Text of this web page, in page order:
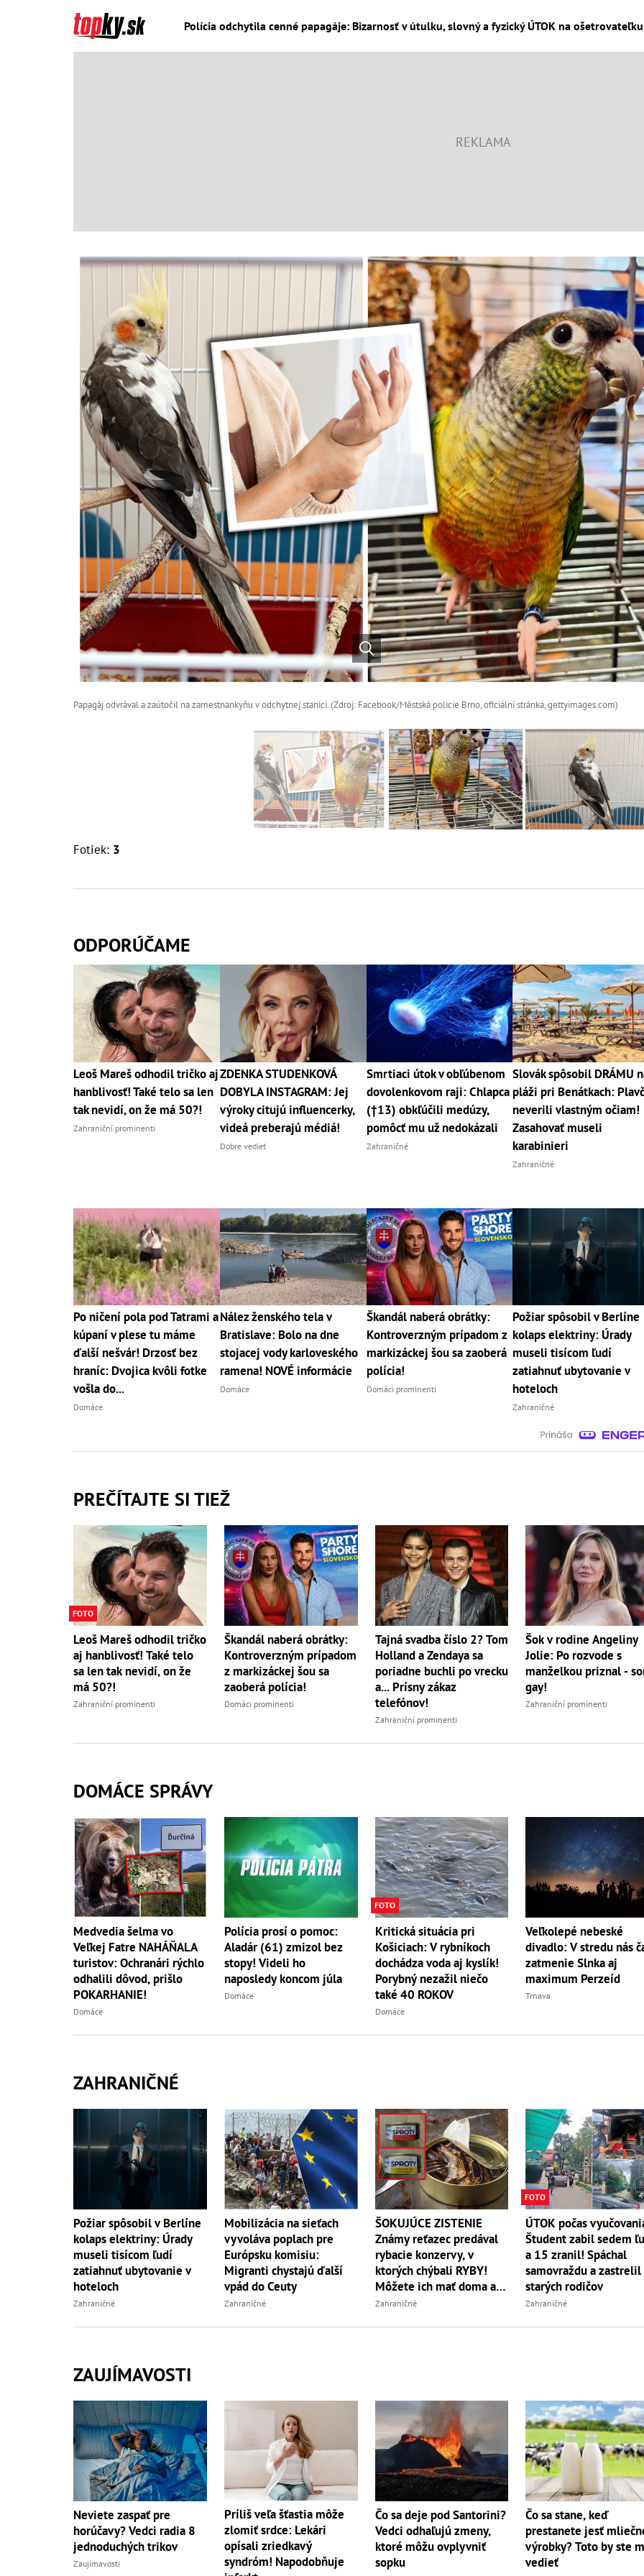
Polícia odchytila cenné papagáje: Bizarnosť v útulku, slovný a fyzický ÚTOK na
Papagáj odvrával a zaútočil na zamestnankyňu v odchytnej stanici. (Zdroj: Facebook/Městská policie Brno, oficiální stránka, gettyimages.com)
Fotiek: 3
ODPORÚČAME
Leoš Mareš odhodil tričko aj
hanblivosť! Také telo sa len
tak nevidí, on že má 50?!
Zahraniční prominenti
ZDENKA STUDENKOVÁ
DOBYLA INSTAGRAM: Jej
výroky citujú influencerky,
videá preberajú médiá!
Dobre vedieť
Smrtiaci útok v obľúbenom
dovolenkovom raji: Chlapca
(†13) obkľúčili medúzy,
pomôcť mu už nedokázali
Zahraničné
Slovák spôsobil DRÁMU
pláži pri Benátkach:
neverili vlastným očiam!
Zasahovať museli
karabinieri
Zahraničné
Po ničení pola pod Tatrami a
kúpaní v plese tu máme
ďalší nešvár! Drzosť bez
hraníc: Dvojica kvôli fotke
vošla do...
Domáce
Nález ženského tela v
Bratislave: Bolo na dne
stojacej vody karloveského
ramena! NOVÉ informácie
Domáce
Škandál naberá obrátky:
Kontroverzným prípadom z
markizáckej šou sa zaoberá
polícia!
Domáci prominenti
Požiar spôsobil v Berlíne
kolaps elektriny: Úrady
museli tisícom ľudí
zatiahnuť ubytovanie v
hoteloch
Zahraničné
PREČÍTAJTE SI TIEŽ
FOTO
Leoš Mareš odhodil tričko
aj hanblivosť! Také telo
sa len tak nevidí, on že
má 50?!
Zahraniční prominenti
Škandál naberá obrátky:
Kontroverzným prípadom
z markizáckej šou sa
zaoberá polícia!
Domáci prominenti
Tajná svadba číslo 2? Tom
Holland a Zendaya sa
poriadne buchli po vrecku
a... Prísny zákaz
telefónov!
Zahraniční prominenti
Šok v rodine Angeliny
Jolie: Po rozvode s
manželkou priznal -
gay!
Zahraniční prominenti
DOMÁCE SPRÁVY
Medvedia šelma vo
Veľkej Fatre NAHÁŇALA
turistov: Ochranári rýchlo
odhalili dôvod, prišlo
POKARHANIE!
Domáce
Polícia prosí o pomoc:
Aladár (61) zmizol bez
stopy! Videli ho
naposledy koncom júla
Domáce
FOTO
Kritická situácia pri
Košiciach: V rybníkoch
dochádza voda aj kyslík!
Porybný nezažil niečo
také 40 ROKOV
Domáce
Veľkolepé nebeské
divadlo: V stredu nás
zatmenie Slnka aj
maximum Perzeíd
Trnava
ZAHRANIČNÉ
Požiar spôsobil v Berlíne
kolaps elektriny: Úrady
museli tisícom ľudí
zatiahnuť ubytovanie v
hoteloch
Zahraničné
Mobilizácia na sieťach
vyvoláva poplach pre
Európsku komisiu:
Migranti chystajú ďalší
vpád do Ceuty
Zahraničné
ŠOKUJÚCE ZISTENIE
Známy reťazec predával
rybacie konzervy, v
ktorých chýbali RYBY!
Môžete ich mať doma aj
vy
Zahraničné
FOTO
ÚTOK počas
Študent zabil sedem
a 15 zranil! Spáchal
samovraždu a zastrelil
starých rodičov
Zahraničné
ZAUJÍMAVOSTI
Neviete zaspať pre
horúčavy? Vedci radia 8
jednoduchých trikov
Zaujímavosti
Príliš veľa šťastia môže
zlomiť srdce: Lekári
opísali zriedkavý
syndróm! Napodobňuje
Čo sa deje pod Santorini?
Vedci odhaľujú zmeny,
ktoré môžu ovplyvniť
sopku
Čo sa stane, keď
prestanete jesť
výrobky? Toto by ste
vedieť